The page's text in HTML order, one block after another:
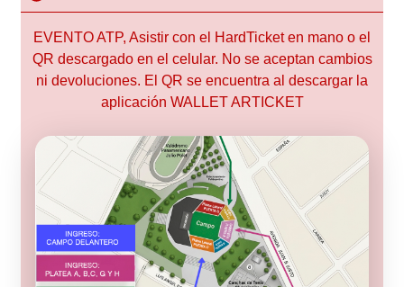
EVENTO ATP, Asistir con el HardTicket en mano o el
QR descargado en el celular. No se aceptan cambios
ni devoluciones. El QR se encuentra al descargar la
aplicación WALLET ARTICKET